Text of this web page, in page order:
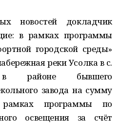
новостей докладчик
в рамках программы
городской среды»
реки Усолка в с.
в районе бывшего
завода на сумму
программы по
освещения за счёт